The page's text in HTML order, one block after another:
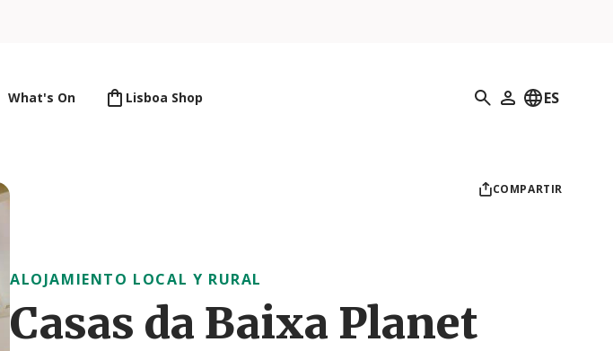
What's On Lisboa Shop Búsqueda
Mi perfil
ES
COMPARTIR
ALOJAMIENTO LOCAL Y RURAL
Casas da Baixa Planet